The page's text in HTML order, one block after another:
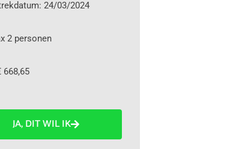
24/03/2024
2 personen
668,65
JA, DIT WIL IK